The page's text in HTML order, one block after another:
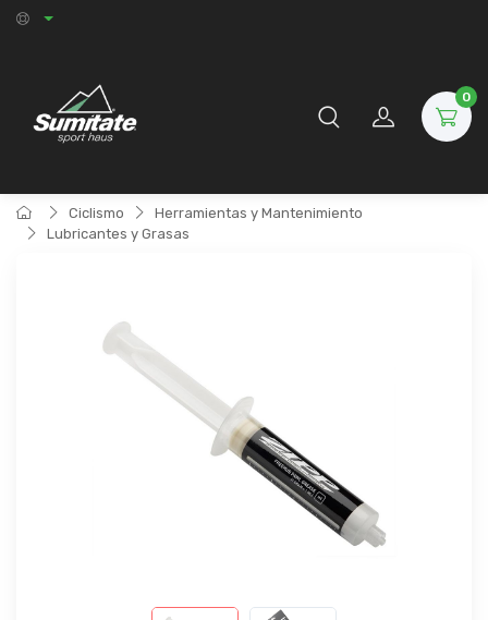
0
Ciclismo
Herramientas y Mantenimiento
Lubricantes y Grasas